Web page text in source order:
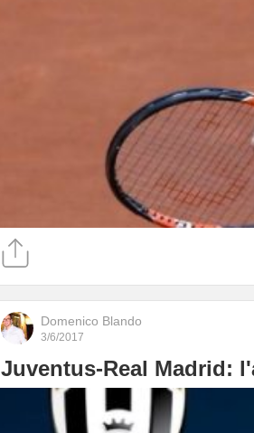
Domenico Blando
3/6/2017
Juventus-Real Madrid: